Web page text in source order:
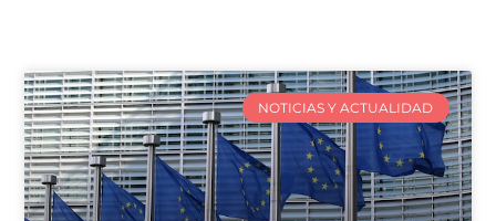
NOTICIAS Y ACTUALIDAD